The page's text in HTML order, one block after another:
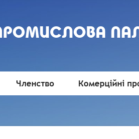
Членство Комерційні